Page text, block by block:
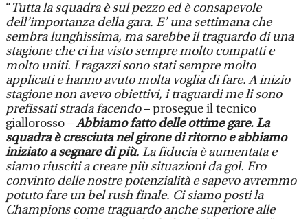
“Tutta la squadra è sul pezzo ed è consapevole
dell’importanza della gara. E’ una settimana che
sembra lunghissima, ma sarebbe il traguardo di una
stagione che ci ha visto sempre molto compatti e
molto uniti. I ragazzi sono stati sempre molto
applicati e hanno avuto molta voglia di fare. A inizio
stagione non avevo obiettivi, i traguardi me li sono
prefissati strada facendo– prosegue il tecnico
giallorosso –Abbiamo fatto delle ottime gare. La
squadra è cresciuta nel girone di ritorno e abbiamo
iniziato a segnare di più. La fiducia è aumentata e
siamo riusciti a creare più situazioni da gol. Ero
convinto delle nostre potenzialità e sapevo avremmo
potuto fare un bel rush finale. Ci siamo posti la
Champions come traguardo anche superiore alle